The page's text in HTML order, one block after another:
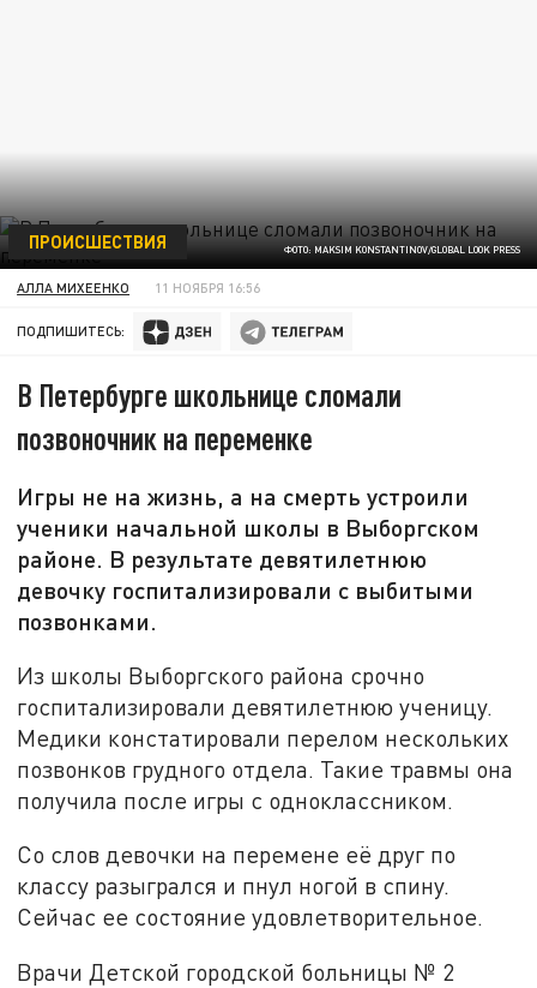
ФОТО: MAKSIM KONSTANTINOV/GLOBAL LOOK PRESS
ПРОИСШЕСТВИЯ
АЛЛА МИХЕЕНКО 11 НОЯБРЯ 16:56
ПОДПИШИТЕСЬ:
В Петербурге школьнице сломали
позвоночник на переменке
Игры не на жизнь, а на смерть устроили
ученики начальной школы в Выборгском
районе. В результате девятилетнюю
девочку госпитализировали с выбитыми
позвонками.
Из школы Выборгского района срочно
госпитализировали девятилетнюю ученицу.
Медики констатировали перелом нескольких
позвонков грудного отдела. Такие травмы она
получила после игры с одноклассником.
Со слов девочки на перемене её друг по
классу разыгрался и пнул ногой в спину.
Сейчас ее состояние удовлетворительное.
Врачи Детской городской больницы № 2